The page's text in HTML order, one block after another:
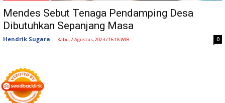
Mendes Sebut Tenaga Pendamping Desa
Dibutuhkan Sepanjang Masa
Hendrik Sugara - Rabu, 2 Agustus, 2023 / 16:18 WIB 0